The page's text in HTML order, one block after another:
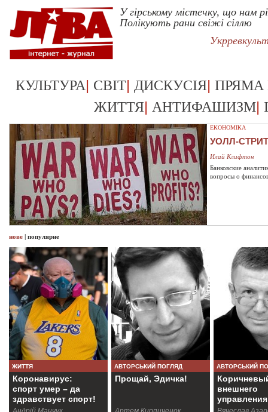
У гірському містечку, що нам
Полікують рани свіжі сіллю
КУЛЬТУРА| СВІТ| ДИСКУСІЯ| ПРЯМА
ЖИТТЯ| АНТИФАШИЗМ|
ЕКОНОМІКА
УОЛЛ-
Илай Клифтон
Банковские
вопросы о
нове | популярне
ЖИТТЯ
Коронавирус:
спорт умер – да
здравствует спорт!
АВТОРСЬКИЙ ПОГЛЯД
Прощай, Эдичка!
АВТОРСЬКИЙ
внешнего
управления